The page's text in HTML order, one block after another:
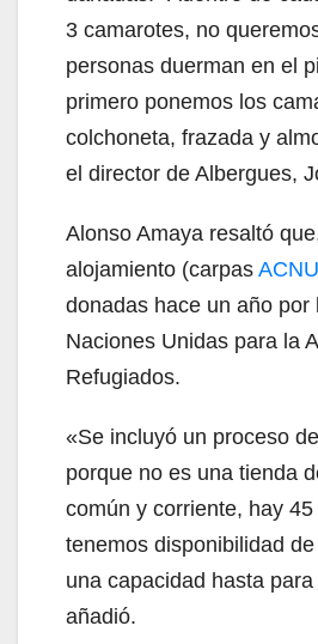
3 camarotes, no
personas duerman en el
primero ponemos los
colchoneta, frazada y
el director de Albergues,
Alonso Amaya resaltó
alojamiento (carpas
donadas hace un año por
Naciones Unidas para la
Refugiados.
«Se incluyó un proceso
porque no es una tienda
común y corriente, hay
tenemos disponibilidad
una capacidad hasta
añadió.